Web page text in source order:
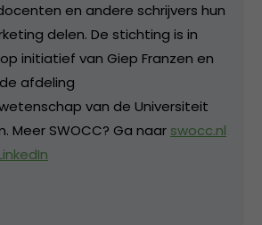
en andere schrijvers hun
delen. De stichting is in
initiatief van Giep Franzen en
afdeling
van de Universiteit
Meer SWOCC? Ga naar swocc.nl